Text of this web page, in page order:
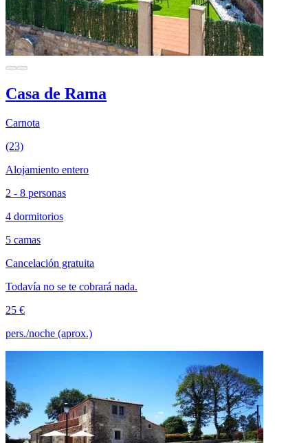
Casa de Rama
Carnota
(23)
Alojamiento entero
2 - 8 personas
4 dormitorios
5 camas
Cancelación gratuita
Todavía no se te cobrará nada.
25 €
pers./noche (aprox.)